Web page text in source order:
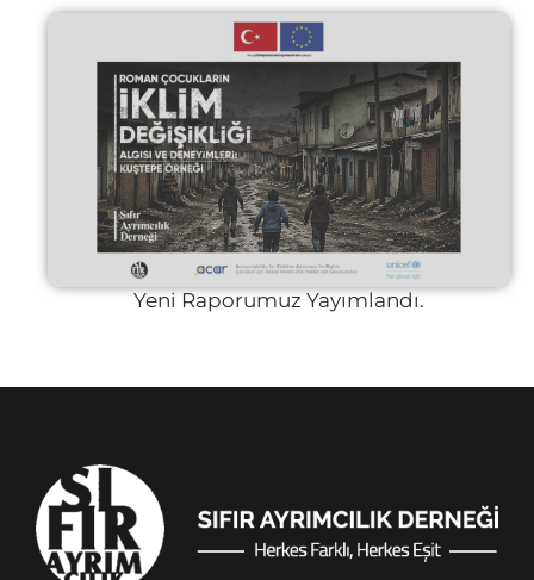
Yeni Raporumuz Yayımlandı.